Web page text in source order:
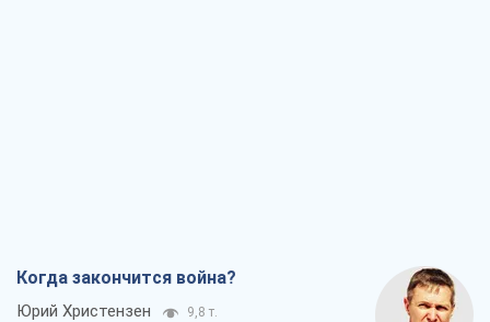
Когда закончится война?
Юрий Христензен 9,8 т.